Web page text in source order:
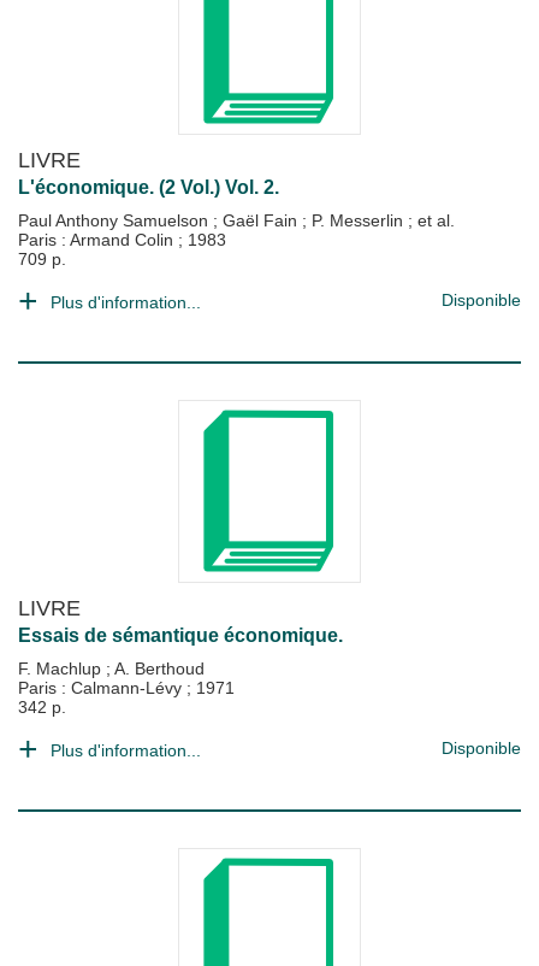
LIVRE
L'économique. (2 Vol.) Vol. 2.
Paul Anthony Samuelson ; Gaël Fain ; P. Messerlin ; et al.
Paris : Armand Colin ; 1983
709 p.
Plus d'information... Disponible
LIVRE
Essais de sémantique économique.
F. Machlup ; A. Berthoud
Paris : Calmann-Lévy ; 1971
342 p.
Plus d'information... Disponible